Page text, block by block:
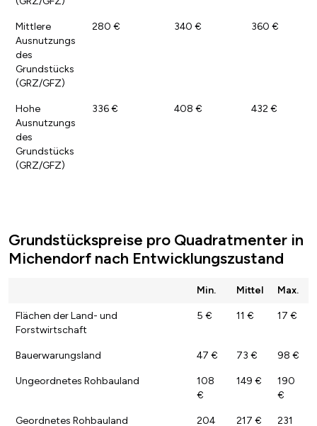
Mittlere
Ausnutzungs
des
Grundstücks
(GRZ/GFZ)
280 € 340 € 360 €
Hohe
Ausnutzungs
des
Grundstücks
(GRZ/GFZ)
336 € 408 € 432 €
Grundstückspreise pro Quadratmenter in
Michendorf nach Entwicklungszustand
Min. Mittel Max.
Flächen der Land- und
Forstwirtschaft
5 € 11 € 17 €
Bauerwarungsland 47 € 73 € 98 €
Ungeordnetes Rohbauland
108
€
149 €
190
€
Geordnetes Rohbauland
204
217 €
231